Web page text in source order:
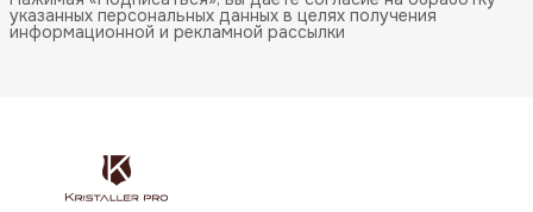
указанных персональных данных в целях получения
информационной и рекламной рассылки